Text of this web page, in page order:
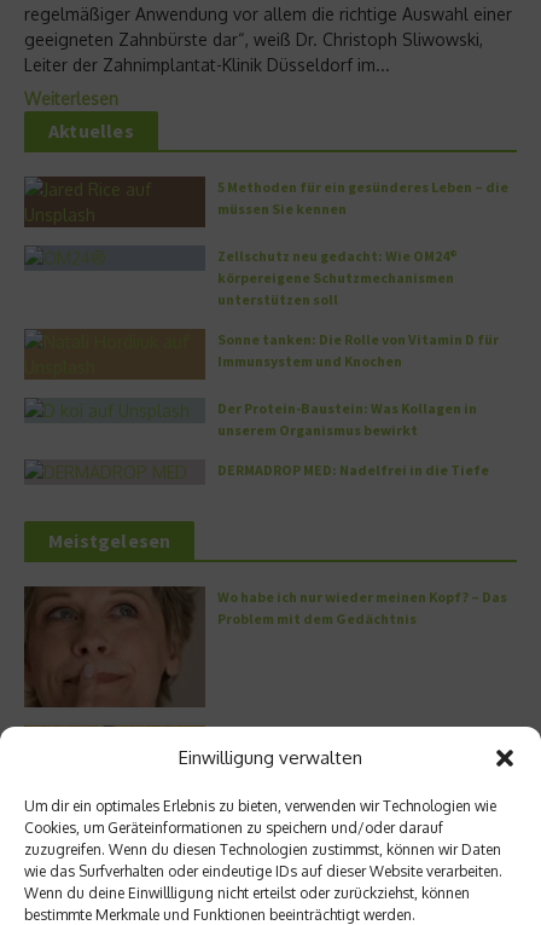
Einwilligung verwalten
Um dir ein optimales Erlebnis zu bieten, verwenden wir Technologien wie
Cookies, um Geräteinformationen zu speichern und/oder darauf
zuzugreifen. Wenn du diesen Technologien zustimmst, können wir Daten
wie das Surfverhalten oder eindeutige IDs auf dieser Website verarbeiten.
Wenn du deine Einwillligung nicht erteilst oder zurückziehst, können
bestimmte Merkmale und Funktionen beeinträchtigt werden.
regelmäßiger Anwendung vor allem die richtige Auswahl einer
geeigneten Zahnbürste dar“, weiß Dr. Christoph Sliwowski,
Leiter der Zahnimplantat-Klinik Düsseldorf im...
Weiterlesen
Aktuelles
5 Methoden für ein gesünderes Leben – die
müssen Sie kennen
Zellschutz neu gedacht: Wie OM24®
körpereigene Schutzmechanismen
unterstützen soll
Sonne tanken: Die Rolle von Vitamin D für
Immunsystem und Knochen
Der Protein-Baustein: Was Kollagen in
unserem Organismus bewirkt
DERMADROP MED: Nadelfrei in die Tiefe
Meistgelesen
Wo habe ich nur wieder meinen Kopf? – Das
Problem mit dem Gedächtnis
Getreide
Entzündung der Nebenhöhlen: Symptome
und verschiedene Formen